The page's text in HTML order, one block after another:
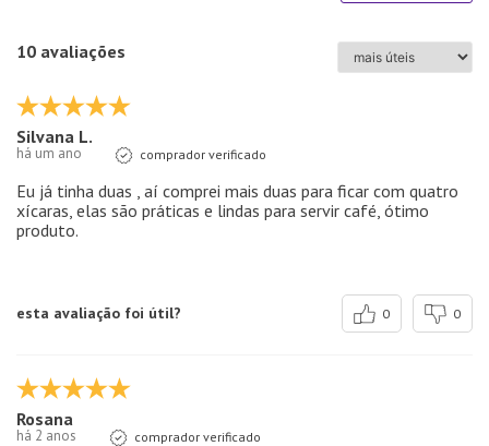
10 avaliações
Silvana L.
há um ano comprador verificado
Eu já tinha duas , aí comprei mais duas para ficar com quatro
xícaras, elas são práticas e lindas para servir café, ótimo
produto.
esta avaliação foi útil? 0 0
Rosana
há 2 anos comprador verificado